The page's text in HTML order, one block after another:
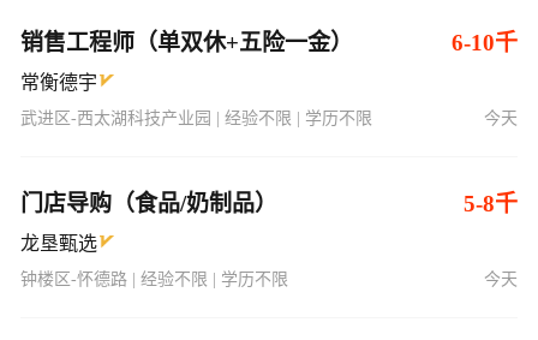
销售工程师（单双休+五险一金） 6-10千
常衡德宇
武进区-西太湖科技产业园 | 经验不限 | 学历不限 今天
门店导购（食品/奶制品） 5-8千
龙垦甄选
钟楼区-怀德路 | 经验不限 | 学历不限 今天